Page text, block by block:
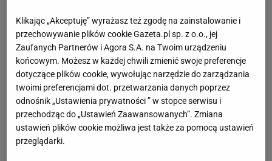
Klikając „Akceptuję” wyrażasz też zgodę na zainstalowanie i
przechowywanie plików cookie Gazeta.pl sp. z o.o., jej
Zaufanych Partnerów i Agora S.A. na Twoim urządzeniu
końcowym. Możesz w każdej chwili zmienić swoje preferencje
dotyczące plików cookie, wywołując narzędzie do zarządzania
twoimi preferencjami dot. przetwarzania danych poprzez
odnośnik „Ustawienia prywatności ” w stopce serwisu i
przechodząc do „Ustawień Zaawansowanych”. Zmiana
ustawień plików cookie możliwa jest także za pomocą ustawień
przeglądarki.